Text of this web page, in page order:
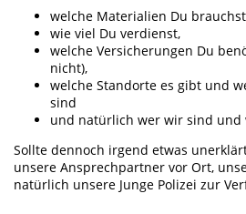
welche Materialien Du
wie viel Du verdienst,
welche Versicherungen Du
nicht),
welche Standorte es gibt und
sind
und natürlich wer wir sind und
Sollte dennoch irgend etwas
unsere Ansprechpartner vor Ort,
natürlich unsere Junge Polizei zur